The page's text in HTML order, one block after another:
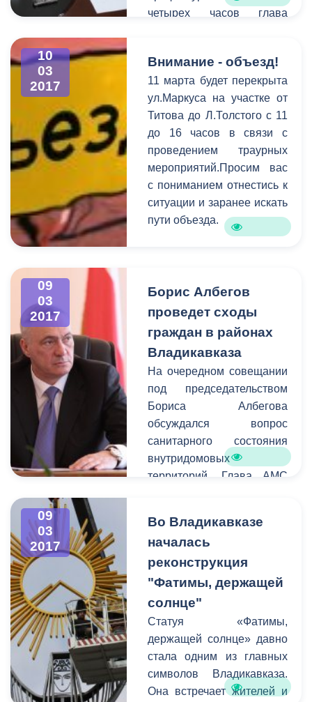
актовом зале
и призеров конкурса.
четырех часов глава
Для более детального
выяснения проблем, с
которыми пришли
горожане, к разговору
были приглашены
руководители структурных
подразделений АМС.
Самыми актуальными в
ходе приема стали
коммунальные и
жилищные проблемы,
начинающих
предпринимателей, а
также благоустройство
10
03
2017
Внимание - объезд!
11 марта будет перекрыта
ул.Маркуса на участке от
Титова до Л.Толстого с 11
до 16 часов в связи с
проведением траурных
мероприятий.Просим вас
с пониманием отнестись к
ситуации и заранее искать
пути объезда.
09
03
2017
Борис Албегов
проведет сходы
граждан в районах
Владикавказа
На очередном совещании
под председательством
Бориса Албегова
обсуждался вопрос
санитарного состояния
внутридомовых
территорий. Глава АМС
жителями
многоквартирных домов.
Так как вышеуказанные
территории являются
зоной ответственности
управляющих компаний
совместно,
закону не имеет права
наводить на них порядок.
09
03
2017
Во Владикавказе
началась
реконструкция
"Фатимы, держащей
солнце"
Статуя «Фатимы,
держащей солнце» давно
стала одним из главных
символов Владикавказа.
Она встречает жителей и